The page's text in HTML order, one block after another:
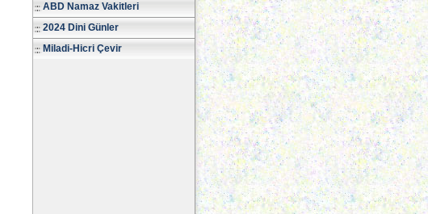
ABD Namaz Vakitleri
2024 Dini Günler
Miladi-Hicri Çevir